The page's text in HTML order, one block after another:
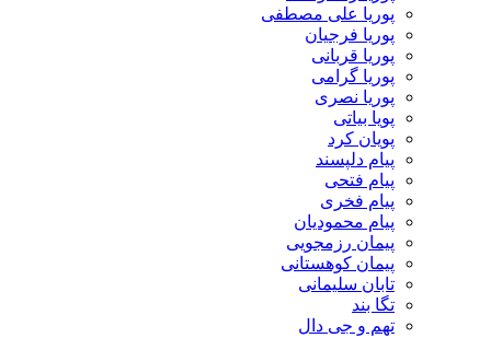
پوریا علی مصطفی
پوریا فرجیان
پوریا قربانی
پوریا گرامی
پوریا نصری
پویا بیاتی
پویان کرد
پیام دلپسند
پیام فتحی
پیام فخری
پیام محمودیان
پیمان رزمجویی
پیمان کوهستانی
تابان سلیمانی
تگا بند
تهم و جی دال